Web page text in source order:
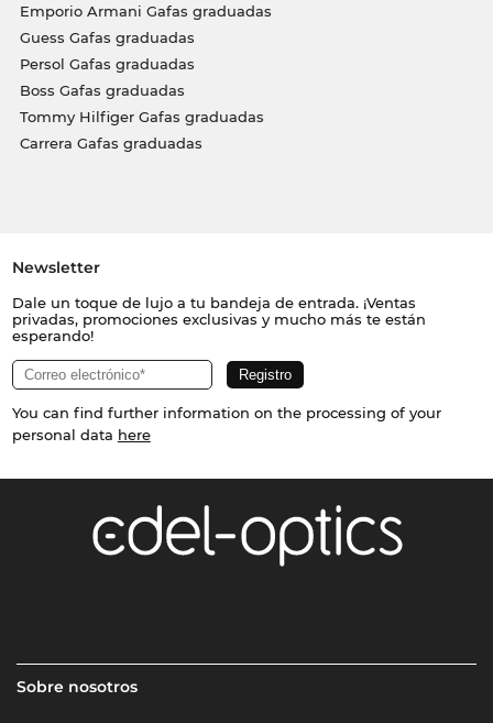
Emporio Armani Gafas graduadas
Guess Gafas graduadas
Persol Gafas graduadas
Boss Gafas graduadas
Tommy Hilfiger Gafas graduadas
Carrera Gafas graduadas
Newsletter
Dale un toque de lujo a tu bandeja de entrada. ¡Ventas
privadas, promociones exclusivas y mucho más te están
esperando!
You can find further information on the processing of your
personal data here
Sobre nosotros